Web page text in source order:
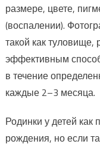
размере, цвете,
(воспалении).
такой как туловище,
эффективным
в течение
каждые 2–3 месяца.
Родинки у детей
рождения, но если